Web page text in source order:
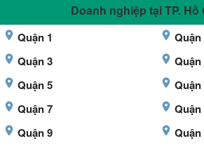
Doanh nghiệp tại TP. Hồ
Quận 1
Quận
Quận 3
Quận
Quận 5
Quận
Quận 7
Quận
Quận 9
Quận